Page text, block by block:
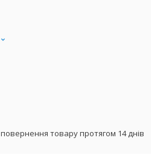
повернення товару протягом 14 днів